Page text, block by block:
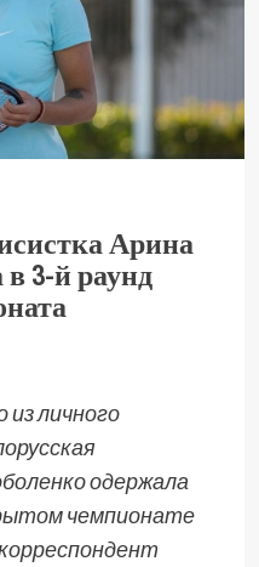
Арина
3-й раунд
личного
одержала
чемпионате